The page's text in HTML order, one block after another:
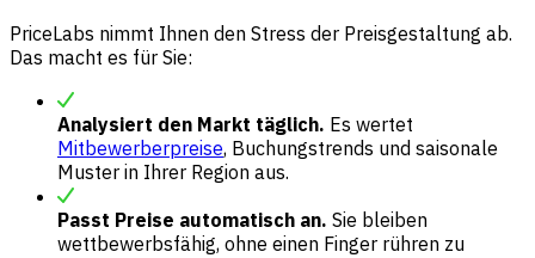
PriceLabs nimmt Ihnen den Stress der Preisgestaltung ab.
Das macht es für Sie:
Analysiert den Markt täglich. Es wertet
Mitbewerberpreise, Buchungstrends und saisonale
Muster in Ihrer Region aus.
Passt Preise automatisch an. Sie bleiben
wettbewerbsfähig, ohne einen Finger rühren zu